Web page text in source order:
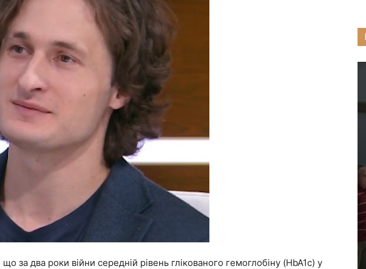
за два роки війни середній рівень глікованого гемоглобіну (HbA1c) у